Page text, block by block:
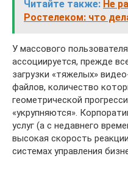
Читайте также: Не
Ростелеком: что
У массового
ассоциируется, прежде
загрузки «тяжелых»
файлов, количество
геометрической
«укрупняются».
услуг (а с недавнего
высокая скорость
системах управления